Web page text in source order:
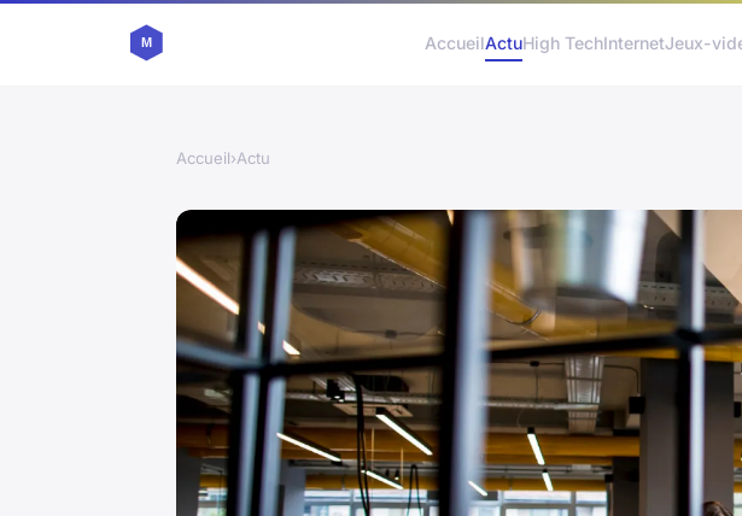
AccueilActuHigh TechInternetJeux-
Accueil›Actu